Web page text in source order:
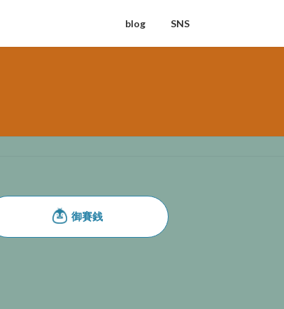
blog SNS